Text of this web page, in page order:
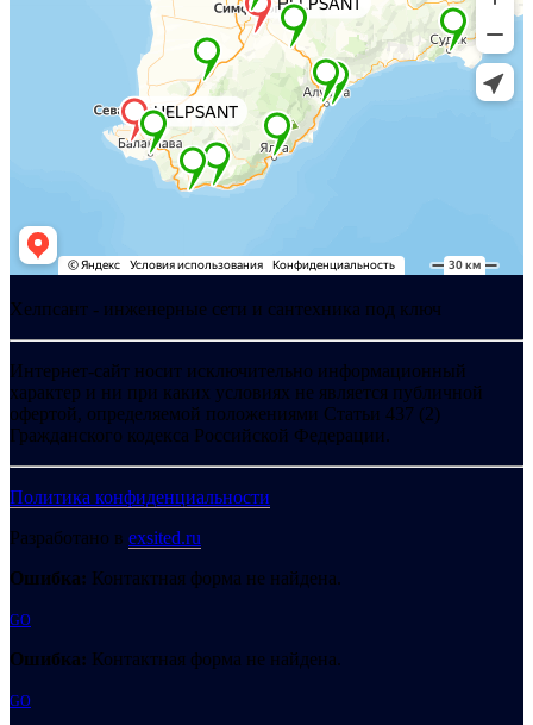
Хелпсант - инженерные сети и сантехника под ключ
Интернет-сайт носит исключительно информационный
характер и ни при каких условиях не является публичной
офертой, определяемой положениями Статьи 437 (2)
Гражданского кодекса Российской Федерации.
Политика конфиденциальности
Разработано в exsited.ru
Ошибка: Контактная форма не найдена.
GO
Ошибка: Контактная форма не найдена.
GO